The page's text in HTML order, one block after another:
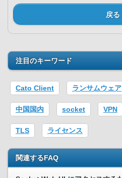
戻る
注目のキーワード
Cato Client ランサムウェア
中国国内 socket VPN
TLS ライセンス
関連するFAQ